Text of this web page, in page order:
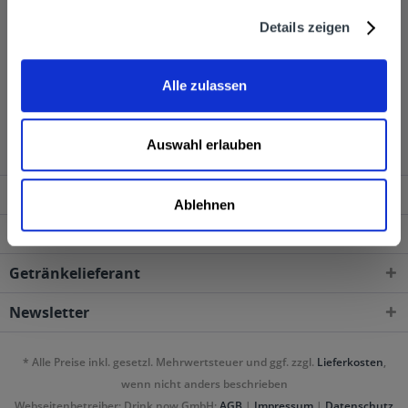
Details zeigen
Alle zulassen
Auswahl erlauben
Ablehnen
Orten und Postleitzahl-Gebieten geliefert
Shop Service
Getränkelieferant
Newsletter
* Alle Preise inkl. gesetzl. Mehrwertsteuer und ggf. zzgl. Lieferkosten,
wenn nicht anders beschrieben